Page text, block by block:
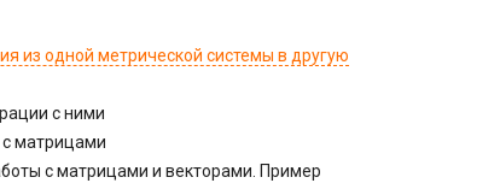
из одной метрической системы в другую
с ними
с матрицами
с матрицами и векторами. Пример